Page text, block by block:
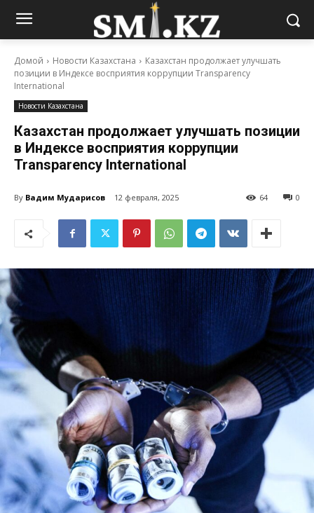
Домой Новости Казахстана
Казахстан продолжает улучшать
позиции в Индексе восприятия коррупции Transparency
International
Новости Казахстана
Казахстан продолжает улучшать позиции
в Индексе восприятия коррупции
Transparency International
By Вадим Мударисов 12 февраля, 2025 0
64